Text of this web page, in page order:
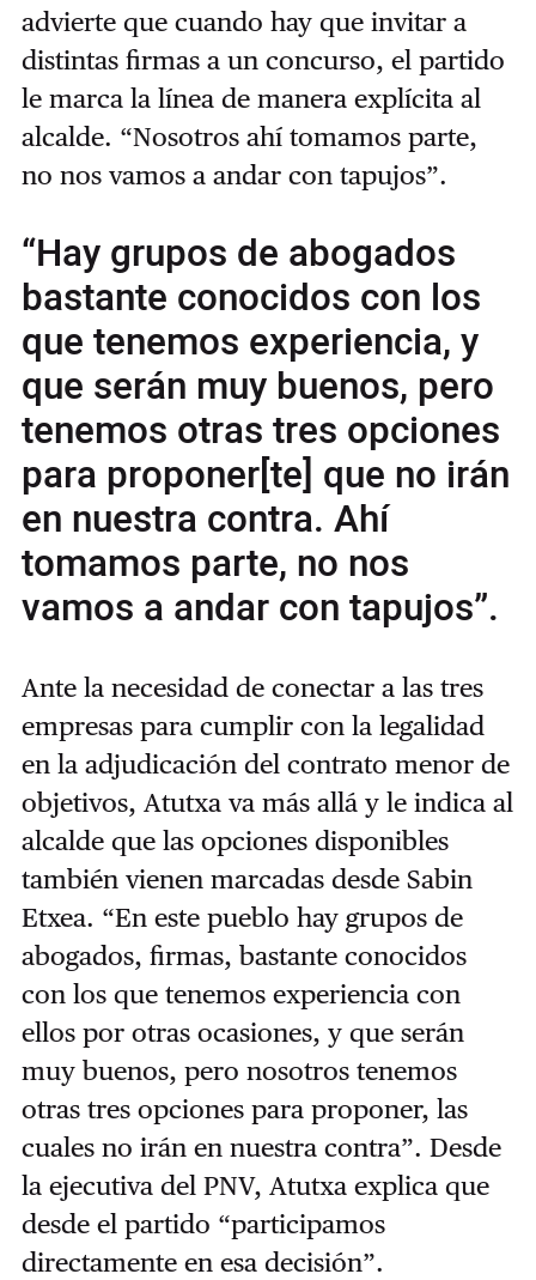
advierte que cuando hay que invitar a
distintas firmas a un concurso, el partido
le marca la línea de manera explícita al
alcalde. “Nosotros ahí tomamos parte,
no nos vamos a andar con tapujos”.
“Hay grupos de abogados
bastante conocidos con los
que tenemos experiencia, y
que serán muy buenos, pero
tenemos otras tres opciones
para proponer[te] que no irán
en nuestra contra. Ahí
tomamos parte, no nos
vamos a andar con tapujos”.
Ante la necesidad de conectar a las tres
empresas para cumplir con la legalidad
en la adjudicación del contrato menor de
objetivos, Atutxa va más allá y le indica al
alcalde que las opciones disponibles
también vienen marcadas desde Sabin
Etxea. “En este pueblo hay grupos de
abogados, firmas, bastante conocidos
con los que tenemos experiencia con
ellos por otras ocasiones, y que serán
muy buenos, pero nosotros tenemos
otras tres opciones para proponer, las
cuales no irán en nuestra contra”. Desde
la ejecutiva del PNV, Atutxa explica que
desde el partido “participamos
directamente en esa decisión”.